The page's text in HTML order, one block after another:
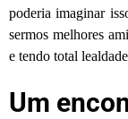
poderia imaginar
sermos melhores
e tendo total
Um